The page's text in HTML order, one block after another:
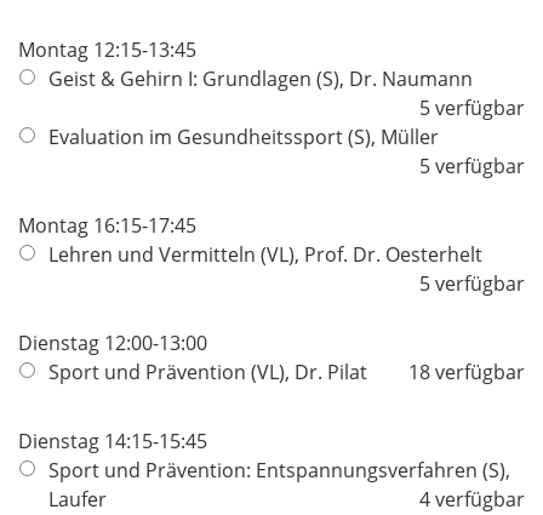
Montag 12:15-13:45
Geist & Gehirn I: Grundlagen (S), Dr. Naumann
5 verfügbar
Evaluation im Gesundheitssport (S), Müller
5 verfügbar
Montag 16:15-17:45
Lehren und Vermitteln (VL), Prof. Dr. Oesterhelt
5 verfügbar
Dienstag 12:00-13:00
Sport und Prävention (VL), Dr. Pilat
18 verfügbar
Dienstag 14:15-15:45
Sport und Prävention: Entspannungsverfahren (S),
Laufer
4 verfügbar